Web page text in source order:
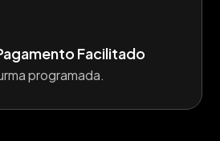
Facilitado
programada.